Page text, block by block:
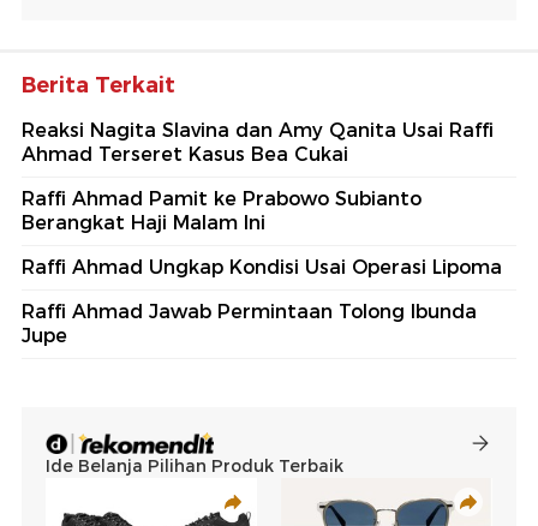
Berita Terkait
Reaksi Nagita Slavina dan Amy Qanita Usai Raffi
Ahmad Terseret Kasus Bea Cukai
Raffi Ahmad Pamit ke Prabowo Subianto
Berangkat Haji Malam Ini
Raffi Ahmad Ungkap Kondisi Usai Operasi Lipoma
Raffi Ahmad Jawab Permintaan Tolong Ibunda
Jupe